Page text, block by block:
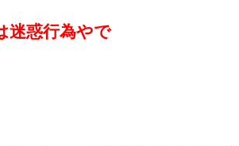
迷惑行為やで